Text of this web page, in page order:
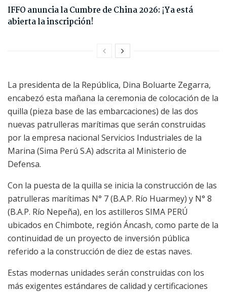
IFFO anuncia la Cumbre de China 2026: ¡Ya está
abierta la inscripción!
La presidenta de la República, Dina Boluarte Zegarra,
encabezó esta mañana la ceremonia de colocación de la
quilla (pieza base de las embarcaciones) de las dos
nuevas patrulleras marítimas que serán construidas
por la empresa nacional Servicios Industriales de la
Marina (Sima Perú S.A) adscrita al Ministerio de
Defensa.
Con la puesta de la quilla se inicia la construcción de las
patrulleras marítimas N° 7 (B.A.P. Río Huarmey) y N° 8
(B.A.P. Río Nepeña), en los astilleros SIMA PERÚ
ubicados en Chimbote, región Áncash, como parte de la
continuidad de un proyecto de inversión pública
referido a la construcción de diez de estas naves.
Estas modernas unidades serán construidas con los
más exigentes estándares de calidad y certificaciones